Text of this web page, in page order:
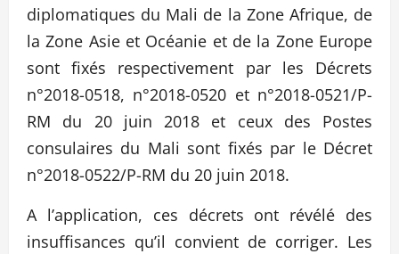
diplomatiques du Mali de la Zone Afrique, de
la Zone Asie et Océanie et de la Zone Europe
sont fixés respectivement par les Décrets
n°2018-0518, n°2018-0520 et n°2018-0521/P-
RM du 20 juin 2018 et ceux des Postes
consulaires du Mali sont fixés par le Décret
n°2018-0522/P-RM du 20 juin 2018.
A l’application, ces décrets ont révélé des
insuffisances qu’il convient de corriger. Les